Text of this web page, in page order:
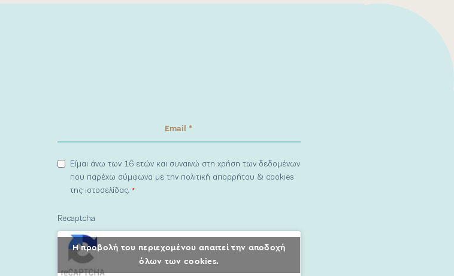
Είμαι άνω των 16 ετών και συναινώ στη χρήση των δεδομένων
που παρέχω σύμφωνα με την πολιτική απορρήτου & cookies
της ιστοσελίδας.*
Recaptcha
Η προβολή του περιεχομένου απαιτεί την αποδοχή
όλων των cookies.